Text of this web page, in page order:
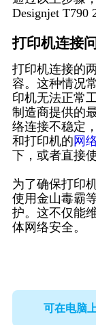
Designjet T790
打印机连接
打印机连接的
容。这种情况
印机无法正常
制造商提供的
络连接不稳定
和打印机的 网
下，或者直接
为了确保打印
使用金山毒霸
护。这不仅能
体网络安全。
可在电脑